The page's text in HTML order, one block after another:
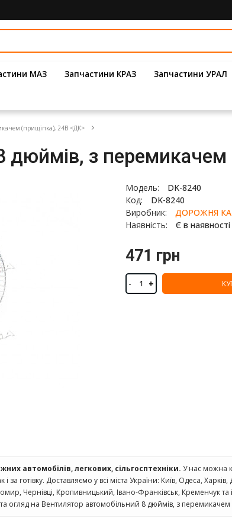
МАЗ Запчастини КРАЗ Запчастини УРАЛ
(прищіпка), 24В <ДК>
дюймів, з
Модель:
DK-8240
Код:
DK-8240
Виробник:
ДОРОЖНЯ
Наявність:
Є в наявності
471 грн
- +
автомобілів, легкових, сільгосптехніки. У нас можна
за готівку. Доставляємо у всі міста України: Київ, Одеса,
Чернівці, Кропивницький, Івано-Франківськ, Кременчук
та огляд на Вентилятор автомобільний 8 дюймів, з